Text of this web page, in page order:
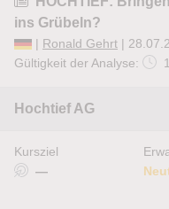
ins Grübeln?
| Ronald Gehrt |
Gültigkeit der Analyse:
Hochtief AG
Kursziel
—